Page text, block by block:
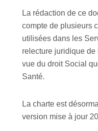
La rédaction de ce
compte de plusieurs
utilisées dans les
relecture juridique
vue du droit Social
Santé.
La charte est
version mise à jour